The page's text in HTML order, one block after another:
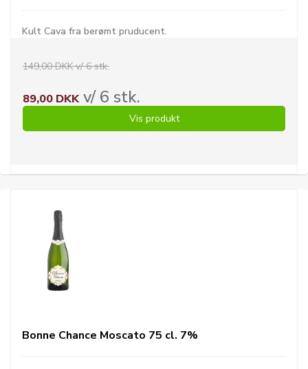
Kult Cava fra berømt pruducent.
149,00 DKK v/ 6 stk.
89,00 DKKv/ 6 stk.
Vis produkt
Bonne Chance Moscato 75 cl. 7%